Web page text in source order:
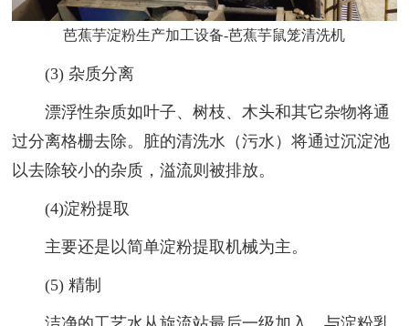
芭蕉芋淀粉生产加工设备-芭蕉芋鼠笼清洗机
(3) 杂质分离
漂浮性杂质如叶子、树枝、木头和其它杂物将通
过分离格栅去除。脏的清洗水（污水）将通过沉淀池
以去除较小的杂质，溢流则被排放。
(4)淀粉提取
主要还是以简单淀粉提取机械为主。
(5) 精制